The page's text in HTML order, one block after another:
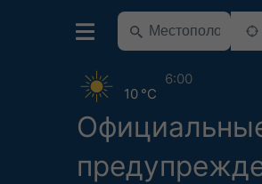
10 °C
6:00